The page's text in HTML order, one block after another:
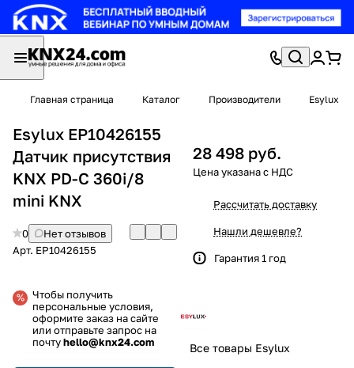
Главная страница Каталог Производители Esylux
Esylux EP10426155
Датчик присутствия
KNX PD-C 360i/8
mini KNX
0
Нет отзывов
Арт. EP10426155
Чтобы получить
персональные условия,
оформите заказ на сайте
или отправьте запрос на
почтуhello@knx24.com
28 498 руб.
Рассчитать доставку
Нашли дешевле?
Гарантия 1 год
Все товары Esylux